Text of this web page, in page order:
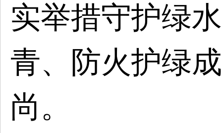
实举措守护绿
青、防火护绿
尚。